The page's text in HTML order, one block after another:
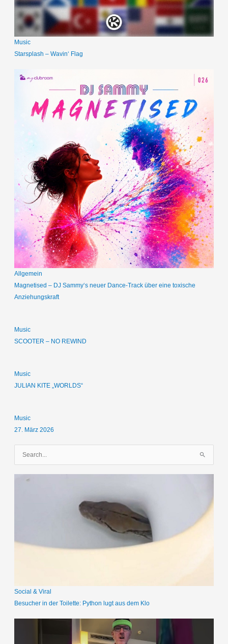
Music
Starsplash – Wavin‘ Flag
Allgemein
Magnetised – DJ Sammy‘s neuer Dance-Track über eine toxische
Anziehungskraft
Music
SCOOTER – NO REWIND
Music
JULIAN KITE „WORLDS“
Music
27. März 2026
c
c
Social & Viral
Besucher in der Toilette: Python lugt aus dem Klo